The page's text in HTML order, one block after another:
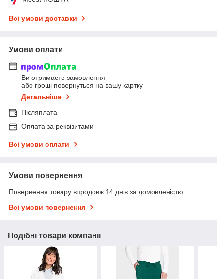
Всі умови доставки
Умови оплати
Ви отримаєте замовлення
або гроші повернуться на вашу картку
Детальніше
Післяплата
Оплата за реквізитами
Всі умови оплати
Умови повернення
Повернення товару впродовж 14 днів за домовленістю
Всі умови повернення
Подібні товари компанії